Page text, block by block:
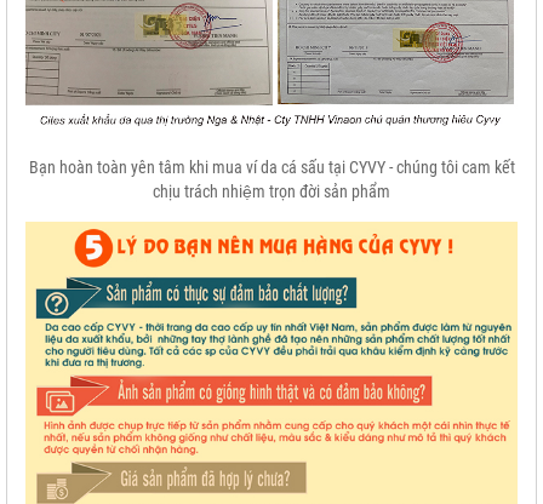
Bạn hoàn toàn yên tâm khi mua ví da cá sấu tại CYVY - chúng tôi cam kết
chịu trách nhiệm trọn đời sản phẩm